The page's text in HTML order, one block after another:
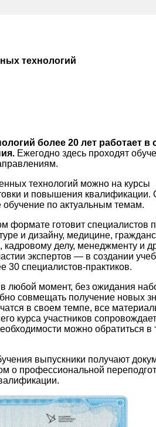
технологий
более 20 лет работает в
Ежегодно здесь проходят
технологий можно на курсы
и повышения квалификации.
обучение по актуальным темам.
формате готовит специалистов
и дизайну, медицине,
кадровому делу, менеджменту и
экспертов — в создании
30 специалистов-практиков.
любой момент, без ожидания
совмещать получение новых
в своем темпе, все
курса участников сопровождает
можно обратиться в
выпускники получают
о профессиональной